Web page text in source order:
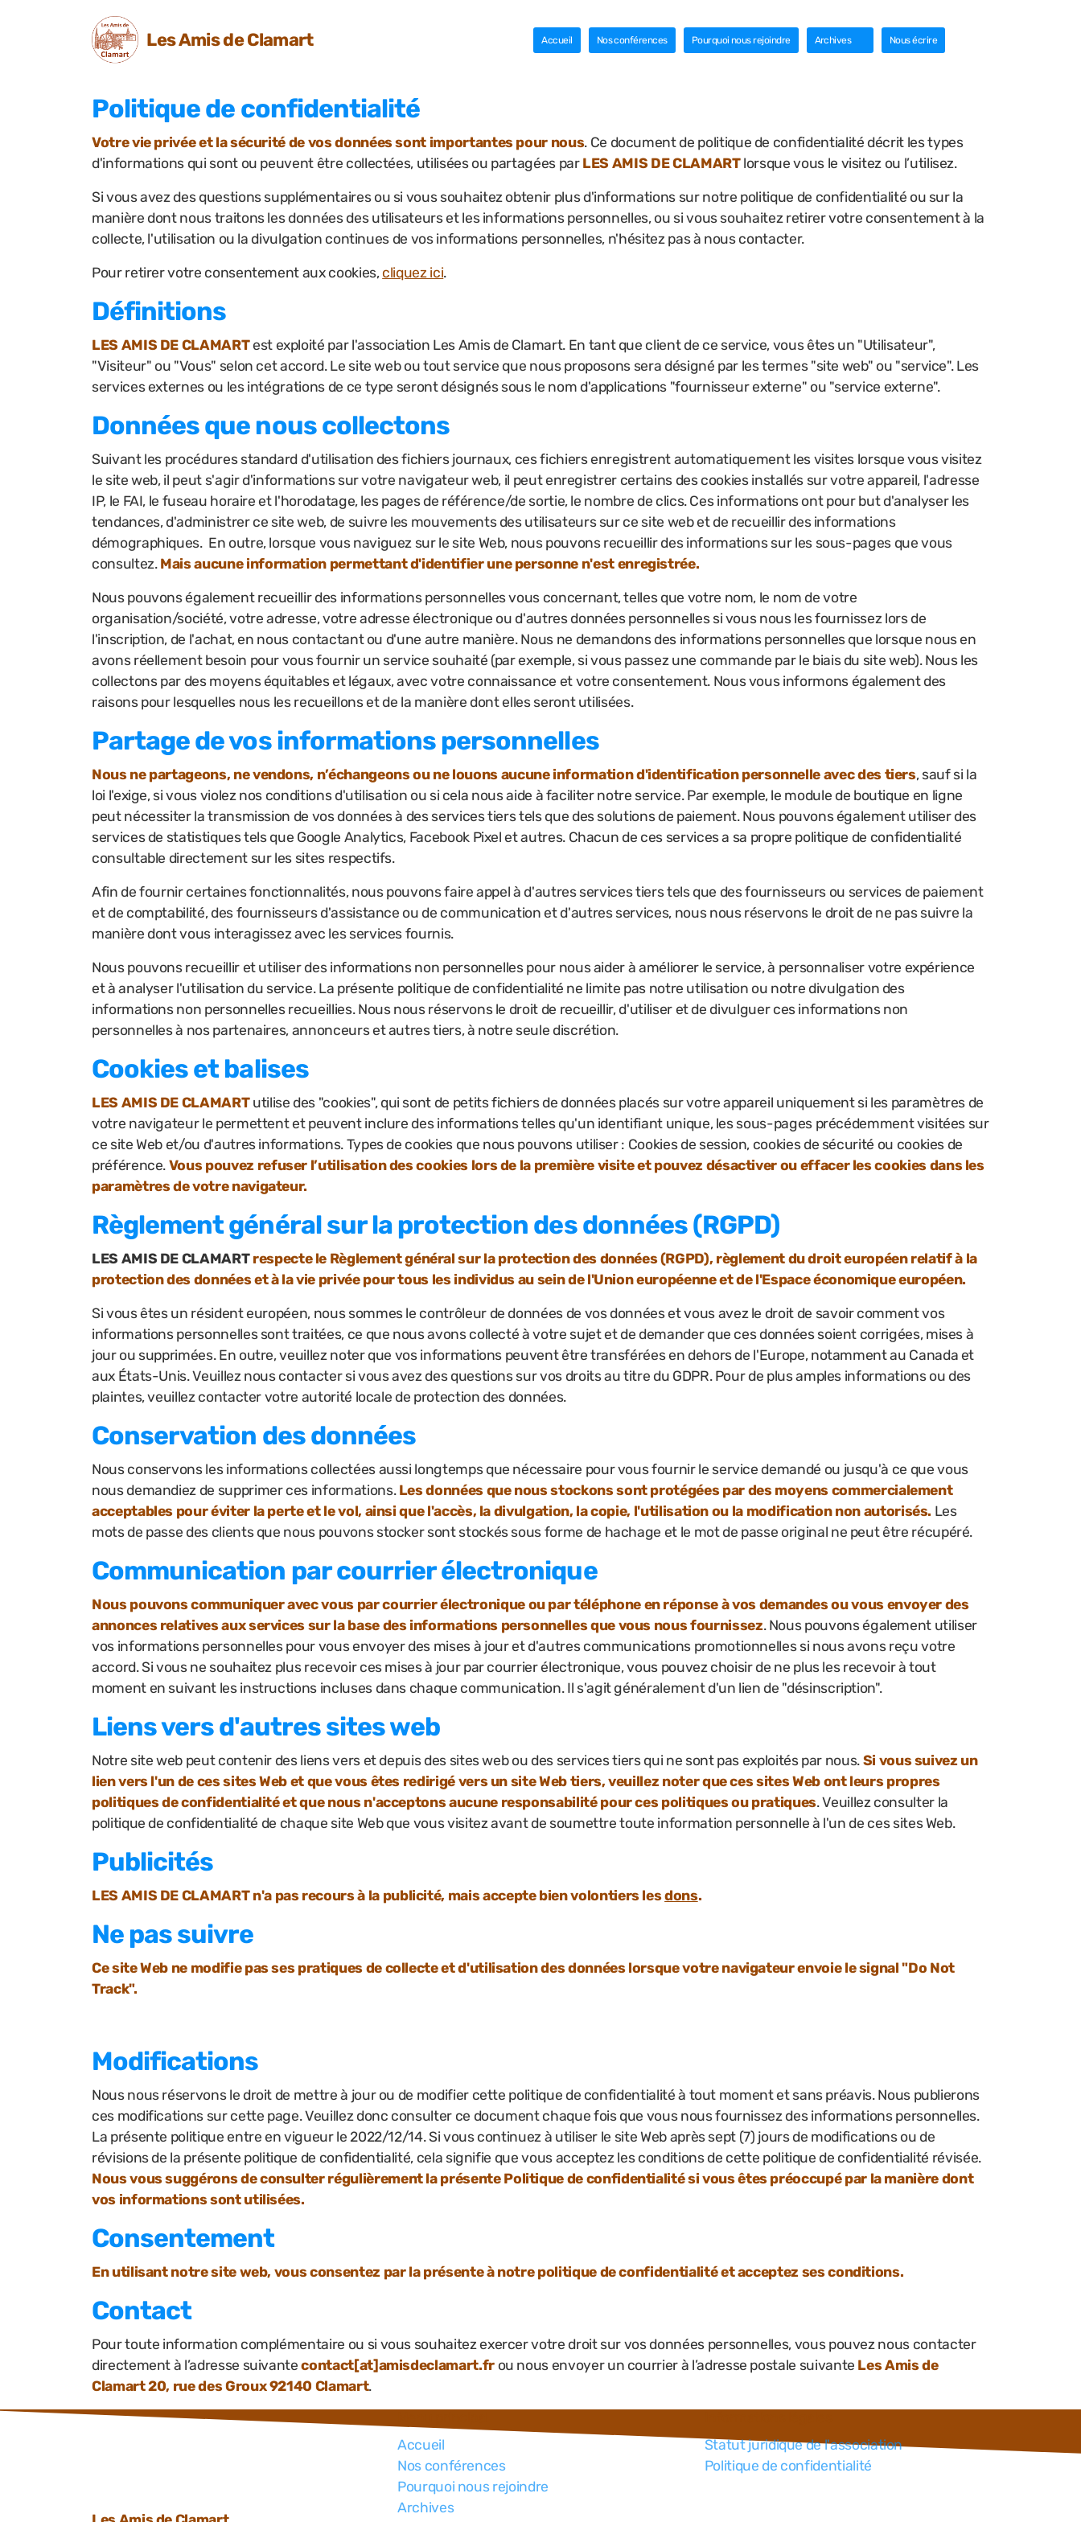
Les Amis de Clamart Accueil Nos conférences Pourquoi nous rejoindre Archives Nous écrire
Politique de confidentialité
Votre vie privée et la sécurité de vos données sont importantes pour nous. Ce document de politique de confidentialité décrit les types
d'informations qui sont ou peuvent être collectées, utilisées ou partagées par LES AMIS DE CLAMARTlorsque vous le visitez ou l’utilisez.
Si vous avez des questions supplémentaires ou si vous souhaitez obtenir plus d'informations sur notre politique de confidentialité ou sur la
manière dont nous traitons les données des utilisateurs et les informations personnelles, ou si vous souhaitez retirer votre consentement à la
collecte, l'utilisation ou la divulgation continues de vos informations personnelles, n'hésitez pas à nous contacter.
Pour retirer votre consentement aux cookies,cliquez ici.
Définitions
LES AMIS DE CLAMARTest exploité par l'association Les Amis de Clamart. En tant que client de ce service, vous êtes un "Utilisateur",
"Visiteur" ou "Vous" selon cet accord. Le site web ou tout service que nous proposons sera désigné par les termes "site web" ou "service". Les
services externes ou les intégrations de ce type seront désignés sous le nom d'applications "fournisseur externe" ou "service externe".
Données que nous collectons
Suivant les procédures standard d'utilisation des fichiers journaux, ces fichiers enregistrent automatiquement les visites lorsque vous visitez
le site web, il peut s'agir d'informations sur votre navigateur web, il peut enregistrer certains des cookies installés sur votre appareil, l'adresse
IP, le FAI, le fuseau horaire et l'horodatage, les pages de référence/de sortie, le nombre de clics. Ces informations ont pour but d'analyser les
tendances, d'administrer ce site web, de suivre les mouvements des utilisateurs sur ce site web et de recueillir des informations
démographiques. En outre, lorsque vous naviguez sur le site Web, nous pouvons recueillir des informations sur les sous-pages que vous
consultez. Mais aucune information permettant d'identifier une personne n'est enregistrée.
Nous pouvons également recueillir des informations personnelles vous concernant, telles que votre nom, le nom de votre
organisation/société, votre adresse, votre adresse électronique ou d'autres données personnelles si vous nous les fournissez lors de
l'inscription, de l'achat, en nous contactant ou d'une autre manière. Nous ne demandons des informations personnelles que lorsque nous en
avons réellement besoin pour vous fournir un service souhaité (par exemple, si vous passez une commande par le biais du site web). Nous les
collectons par des moyens équitables et légaux, avec votre connaissance et votre consentement. Nous vous informons également des
raisons pour lesquelles nous les recueillons et de la manière dont elles seront utilisées.
Partage de vos informations personnelles
Nous ne partageons, ne vendons, n’échangeons ou ne louons aucune information d'identification personnelle avec des tiers, sauf si la
loi l'exige, si vous violez nos conditions d'utilisation ou si cela nous aide à faciliter notre service. Par exemple, le module de boutique en ligne
peut nécessiter la transmission de vos données à des services tiers tels que des solutions de paiement. Nous pouvons également utiliser des
services de statistiques tels que Google Analytics, Facebook Pixel et autres. Chacun de ces services a sa propre politique de confidentialité
consultable directement sur les sites respectifs.
Afin de fournir certaines fonctionnalités, nous pouvons faire appel à d'autres services tiers tels que des fournisseurs ou services de paiement
et de comptabilité, des fournisseurs d'assistance ou de communication et d'autres services, nous nous réservons le droit de ne pas suivre la
manière dont vous interagissez avec les services fournis.
Nous pouvons recueillir et utiliser des informations non personnelles pour nous aider à améliorer le service, à personnaliser votre expérience
et à analyser l'utilisation du service. La présente politique de confidentialité ne limite pas notre utilisation ou notre divulgation des
informations non personnelles recueillies. Nous nous réservons le droit de recueillir, d'utiliser et de divulguer ces informations non
personnelles à nos partenaires, annonceurs et autres tiers, à notre seule discrétion.
Cookies et balises
LES AMIS DE CLAMARTutilise des "cookies", qui sont de petits fichiers de données placés sur votre appareil uniquement si les paramètres de
votre navigateur le permettent et peuvent inclure des informations telles qu'un identifiant unique, les sous-pages précédemment visitées sur
ce site Web et/ou d'autres informations. Types de cookies que nous pouvons utiliser : Cookies de session, cookies de sécurité ou cookies de
préférence. Vous pouvez refuser l’utilisation des cookies lors de la première visite et pouvez désactiver ou effacer les cookies dans les
paramètres de votre navigateur.
Règlement général sur la protection des données (RGPD)
LES AMIS DE CLAMART respecte le Règlement général sur la protection des données (RGPD), règlement du droit européen relatif à la
protection des données et à la vie privée pour tous les individus au sein de l'Union européenne et de l'Espace économique européen.
Si vous êtes un résident européen, nous sommes le contrôleur de données de vos données et vous avez le droit de savoir comment vos
informations personnelles sont traitées, ce que nous avons collecté à votre sujet et de demander que ces données soient corrigées, mises à
jour ou supprimées. En outre, veuillez noter que vos informations peuvent être transférées en dehors de l'Europe, notamment au Canada et
aux États-Unis. Veuillez nous contacter si vous avez des questions sur vos droits au titre du GDPR. Pour de plus amples informations ou des
plaintes, veuillez contacter votre autorité locale de protection des données.
Conservation des données
Nous conservons les informations collectées aussi longtemps que nécessaire pour vous fournir le service demandé ou jusqu'à ce que vous
nous demandiez de supprimer ces informations. Les données que nous stockons sont protégées par des moyens commercialement
acceptables pour éviter la perte et le vol, ainsi que l'accès, la divulgation, la copie, l'utilisation ou la modification non autorisés. Les
mots de passe des clients que nous pouvons stocker sont stockés sous forme de hachage et le mot de passe original ne peut être récupéré.
Communication par courrier électronique
Nous pouvons communiquer avec vous par courrier électronique ou par téléphone en réponse à vos demandes ou vous envoyer des
annonces relatives aux services sur la base des informations personnelles que vous nous fournissez. Nous pouvons également utiliser
vos informations personnelles pour vous envoyer des mises à jour et d'autres communications promotionnelles si nous avons reçu votre
accord. Si vous ne souhaitez plus recevoir ces mises à jour par courrier électronique, vous pouvez choisir de ne plus les recevoir à tout
moment en suivant les instructions incluses dans chaque communication. Il s'agit généralement d'un lien de "désinscription".
Liens vers d'autres sites web
Notre site web peut contenir des liens vers et depuis des sites web ou des services tiers qui ne sont pas exploités par nous. Si vous suivez un
lien vers l'un de ces sites Web et que vous êtes redirigé vers un site Web tiers, veuillez noter que ces sites Web ont leurs propres
politiques de confidentialité et que nous n'acceptons aucune responsabilité pour ces politiques ou pratiques. Veuillez consulter la
politique de confidentialité de chaque site Web que vous visitez avant de soumettre toute information personnelle à l'un de ces sites Web.
Publicités
LES AMIS DE CLAMART n'a pas recours à la publicité, mais accepte bien volontiers lesdons.
Ne pas suivre
Ce site Web ne modifie pas ses pratiques de collecte et d'utilisation des données lorsque votre navigateur envoie le signal "Do Not
Track".
Modifications
Nous nous réservons le droit de mettre à jour ou de modifier cette politique de confidentialité à tout moment et sans préavis. Nous publierons
ces modifications sur cette page. Veuillez donc consulter ce document chaque fois que vous nous fournissez des informations personnelles.
La présente politique entre en vigueur le 2022/12/14. Si vous continuez à utiliser le site Web après sept (7) jours de modifications ou de
révisions de la présente politique de confidentialité, cela signifie que vous acceptez les conditions de cette politique de confidentialité révisée.
Nous vous suggérons de consulter régulièrement la présente Politique de confidentialité si vous êtes préoccupé par la manière dont
vos informations sont utilisées.
Consentement
En utilisant notre site web, vous consentez par la présente à notre politique de confidentialité et acceptez ses conditions.
Contact
Pour toute information complémentaire ou si vous souhaitez exercer votre droit sur vos données personnelles, vous pouvez nous contacter
directement à l’adresse suivantecontact[at]amisdeclamart.frou nous envoyer un courrier à l’adresse postale suivante Les Amis de
Clamart 20, rue des Groux 92140 Clamart.
Accueil
Nos conférences
Pourquoi nous rejoindre
Archives
Statut juridique de l'association
Politique de confidentialité